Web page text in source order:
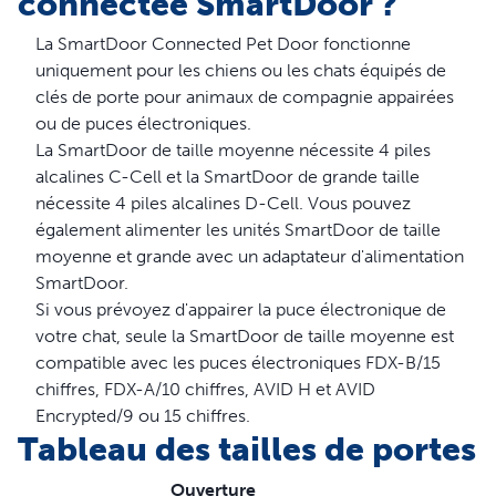
dynamique du battant est efficace sur le plan énergétique
et maintient les intempéries à l'extérieur. Le battant de la
porte pour animaux SmartDoor est fabriqué en plastique
résistant et teinté pour empêcher les animaux curieux de
regarder au travers. La porte connectée pour animaux
SmartDoor est disponible en 2 tailles : moyenne et
grande. Elle est alimentée par des piles ou un adaptateur
mural (vendu séparément) et nécessite une connexion
Internet haut débit 2,4 GHz. Le montage de la SmartDoor
est une activité parfaite pour un week-end entre amis.
Votre animal mérite le meilleur. Vous pouvez compter
sur PetSafe® pour maintenir votre animal heureux, en
bonne santé et en sécurité.
Caractéristiques
Contrôle via votre smartphone - Porte pour animaux
activable via une application, qui offre à vos animaux la
liberté d'aller et venir
La SmartDoor Connected Pet Door fonctionne
uniquement pour les chiens ou les chats équipés de
clés de porte pour animaux de compagnie appairées
ou de puces électroniques.
La SmartDoor de taille moyenne nécessite 4 piles
alcalines C-Cell et la SmartDoor de grande taille
nécessite 4 piles alcalines D-Cell. Vous pouvez
également alimenter les unités SmartDoor de taille
moyenne et grande avec un adaptateur d'alimentation
SmartDoor.
Si vous prévoyez d'appairer la puce électronique de
votre chat, seule la SmartDoor de taille moyenne est
compatible avec les puces électroniques FDX-B/15
chiffres, FDX-A/10 chiffres, AVID H et AVID
Encrypted/9 ou 15 chiffres.
Tableau des tailles de portes
Ouverture